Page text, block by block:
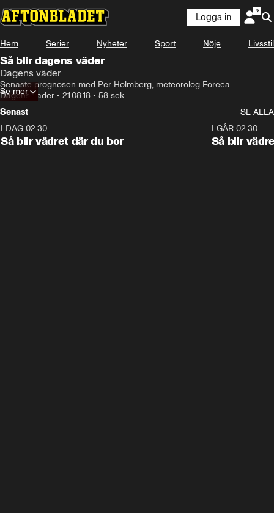
Logga in
Hem Serier Nyheter Sport Nöje Livsstil
Så blir dagens väder
Dagens väder
Senaste prognosen med Per Holmberg, meteorolog Foreca
Dagens väder • 21.08.18 • 58 sek
Se mer
Senast
SE ALLA
I DAG 02:30
Så blir vädret där du bor
I GÅR 02:30
Så blir